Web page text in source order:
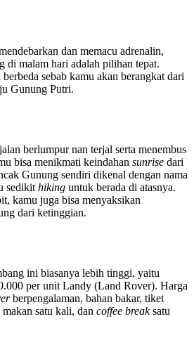
dan memacu adrenalin,
di malam hari adalah pilihan tepat.
sebab kamu akan berangkat dari
Gunung Putri.
berlumpur nan terjal serta menembus
bisa menikmati keindahan sunrise dari
Gunung sendiri dikenal dengan nama
sedikit hiking untuk berada di atasnya.
kamu juga bisa menyaksikan
dari ketinggian.
ini biasanya lebih tinggi, yaitu
per unit Landy (Land Rover). Harga
berpengalaman, bahan bakar, tiket
satu kali, dan coffee breaksatu